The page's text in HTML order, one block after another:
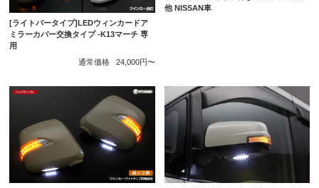
[ライトバータイプ]LEDウィンカードア
ミラーカバー交換タイプ -K13マーチ 専
用
通常価格
24,000円〜
他 NISSAN車